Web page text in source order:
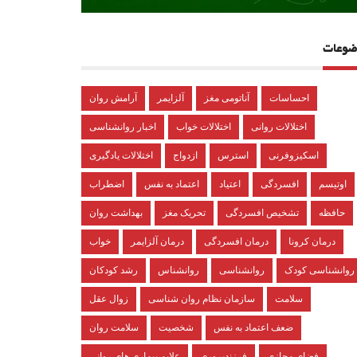
آرامش روان آلزایمر آناتومی مغز احساسات
اخبار روانشناسی اختلالات خواب اختلالات روانی
اختلالات یادگیری ازدواج استرس اسکیزوفرنی
اضطراب اعتماد به نفس اعتیاد افسردگی اوتیسم
بهداشت روان تحریک مغز تشخیص افسردگی حافظه
خواب درمان آلزایمر درمان افسردگی درمان کرونا
رشد کودکان روانشناس روانشناسی روانشناسی کودک
زوال عقل سازمان نظام روان شناسی سلامت
سلامت روان شخصیت ضعف اعتماد به نفس